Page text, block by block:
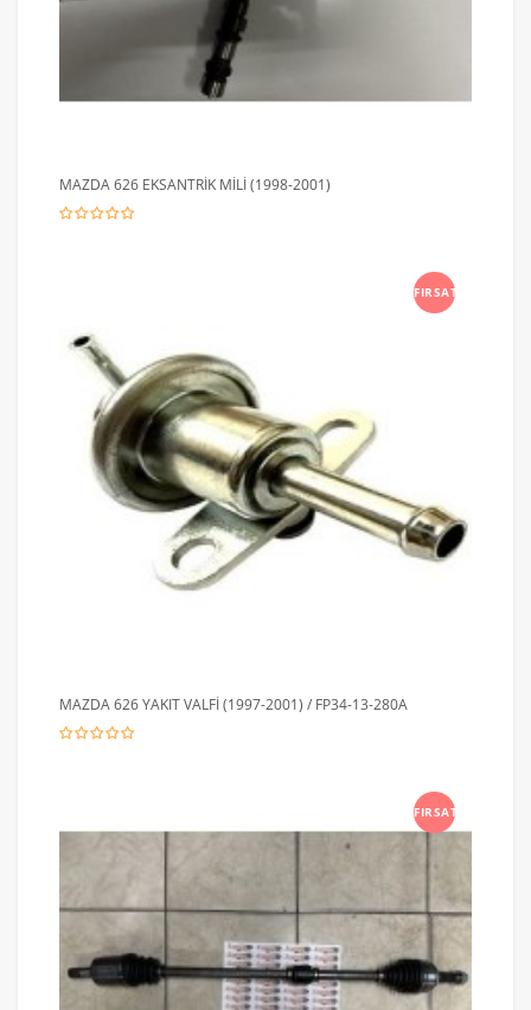
MAZDA 626 EKSANTRİK MİLİ (1998-2001)
FIRSAT
MAZDA 626 YAKIT VALFİ (1997-2001) / FP34-13-280A
FIRSAT